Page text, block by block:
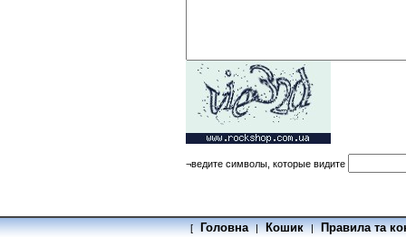
¬ведите символы, которые видите
[ Головна | Кошик | Правила та